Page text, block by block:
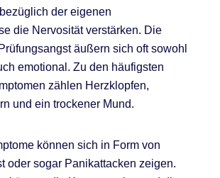
der eigenen
die Nervosität verstärken. Die
äußern sich oft sowohl
emotional. Zu den häufigsten
zählen Herzklopfen,
und ein trockener Mund.
können sich in Form von
oder sogar Panikattacken zeigen.